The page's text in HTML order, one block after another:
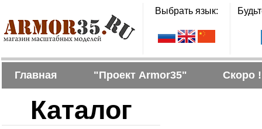
Выбрать язык:
Главная "Проект Armor35" Скоро !
Каталог